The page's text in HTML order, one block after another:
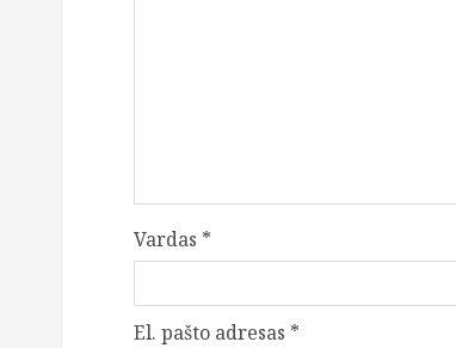
Vardas *
El. pašto adresas *